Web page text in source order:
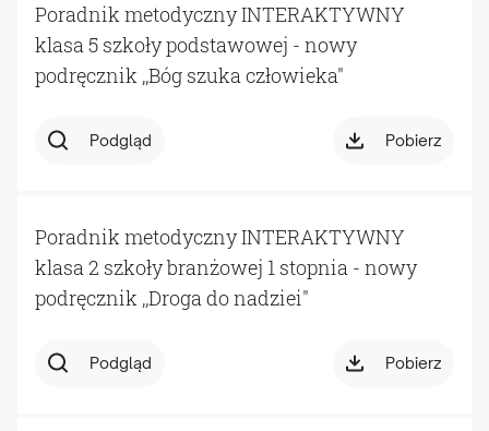
Poradnik metodyczny INTERAKTYWNY
klasa 5 szkoły podstawowej - nowy
podręcznik ,,Bóg szuka człowieka"
Podgląd Pobierz
Poradnik metodyczny INTERAKTYWNY
klasa 2 szkoły branżowej 1 stopnia - nowy
podręcznik ,,Droga do nadziei"
Podgląd Pobierz